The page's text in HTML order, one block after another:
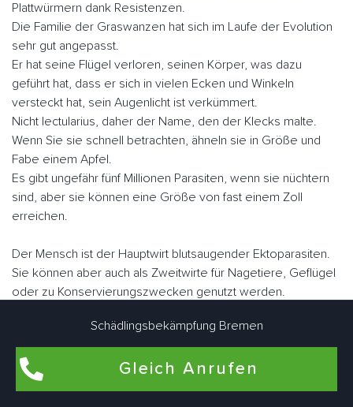
Plattwürmern dank Resistenzen.
Die Familie der Graswanzen hat sich im Laufe der Evolution
sehr gut angepasst.
Er hat seine Flügel verloren, seinen Körper, was dazu
geführt hat, dass er sich in vielen Ecken und Winkeln
versteckt hat, sein Augenlicht ist verkümmert.
Nicht lectularius, daher der Name, den der Klecks malte.
Wenn Sie sie schnell betrachten, ähneln sie in Größe und
Fabe einem Apfel.
Es gibt ungefähr fünf Millionen Parasiten, wenn sie nüchtern
sind, aber sie können eine Größe von fast einem Zoll
erreichen.
Der Mensch ist der Hauptwirt blutsaugender Ektoparasiten.
Sie können aber auch als Zweitwirte für Nagetiere, Geflügel
oder zu Konservierungszwecken genutzt werden.
Sie "laufen" jedoch sehr schnell. Bremen Bürgerweideer
Schädlingsbekämpfungsexperten arbeiten eng zusammen,
Schädlingsbekämpfung Bremen
Gleich Anrufen